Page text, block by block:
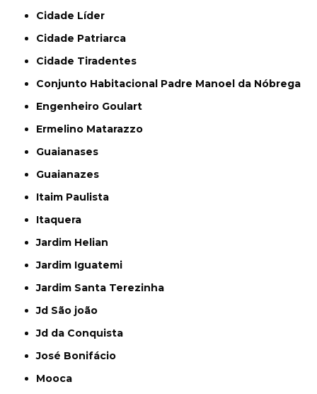
Cidade Líder
Cidade Patriarca
Cidade Tiradentes
Conjunto Habitacional Padre Manoel da Nóbrega
Engenheiro Goulart
Ermelino Matarazzo
Guaianases
Guaianazes
Itaim Paulista
Itaquera
Jardim Helian
Jardim Iguatemi
Jardim Santa Terezinha
Jd São joão
Jd da Conquista
José Bonifácio
Mooca